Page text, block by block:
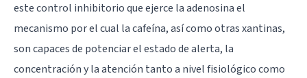
este control inhibitorio que ejerce la adenosina el
mecanismo por el cual la cafeína, así como otras xantinas,
son capaces de potenciar el estado de alerta, la
concentración y la atención tanto a nivel fisiológico como